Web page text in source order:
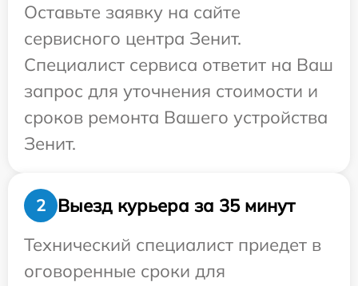
Оставьте заявку на сайте
сервисного центра Зенит.
Специалист сервиса ответит на Ваш
запрос для уточнения стоимости и
сроков ремонта Вашего устройства
Зенит.
2
Выезд курьера за 35 минут
Технический специалист приедет в
оговоренные сроки для